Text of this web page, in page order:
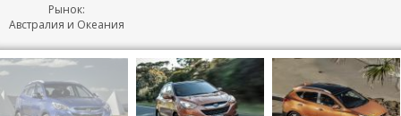
Рынок:
Австралия и Океания